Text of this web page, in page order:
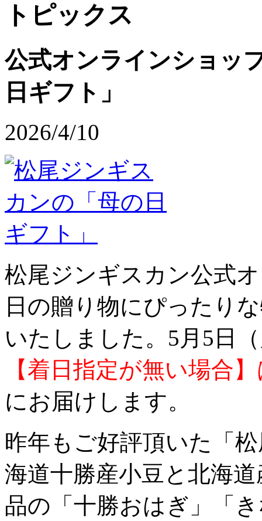
トピックス
公式オンラインショッ
日ギフト」
2026/4/10
松尾ジンギスカン公式
日の贈り物にぴったり
いたしました。5月5日
【着日指定が無い場合
にお届けします。
昨年もご好評頂いた「
海道十勝産小豆と北海
品の「十勝おはぎ」「